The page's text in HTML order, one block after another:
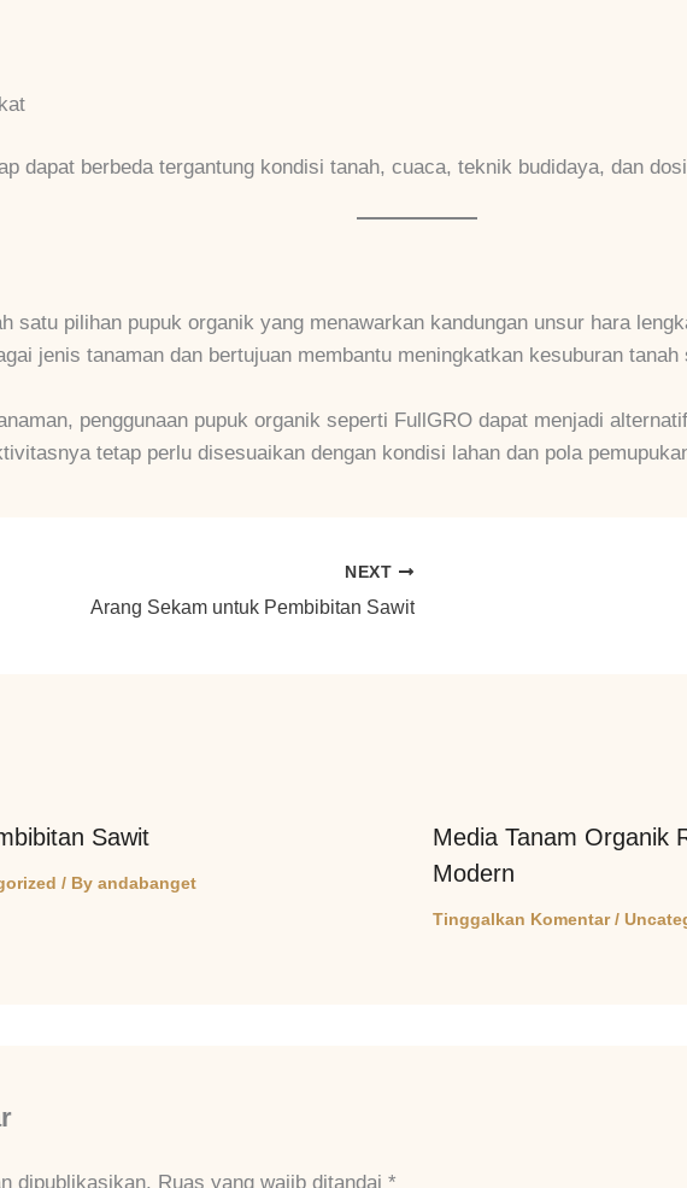
dapat berbeda tergantung kondisi tanah, cuaca, teknik budidaya, dan
satu pilihan pupuk organik yang menawarkan kandungan unsur hara
jenis tanaman dan bertujuan membantu meningkatkan kesuburan
penggunaan pupuk organik seperti FullGRO dapat menjadi
tetap perlu disesuaikan dengan kondisi lahan dan pola
NEXT
Arang Sekam untuk Pembibitan Sawit
Sawit
/ By andabanget
Media Tanam Organik
Modern
Tinggalkan Komentar /
dipublikasikan. Ruas yang wajib ditandai *